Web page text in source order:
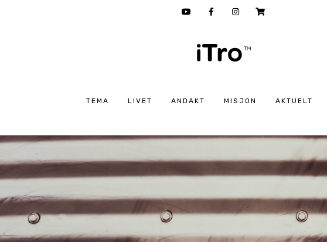
TEMA LIVET ANDAKT MISJON AKTUELT